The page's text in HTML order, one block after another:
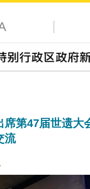
席第47届世遗大
流